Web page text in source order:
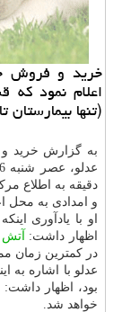
خرید و فروش
اعلام نمود كه
(تنها
به گزارش خرید و
و امدادی به محل
او با یادآوری
اظهار داشت: آتش
در كمترین زمان
عدلو با اشاره به
بود، اظهار
خواهد شد.